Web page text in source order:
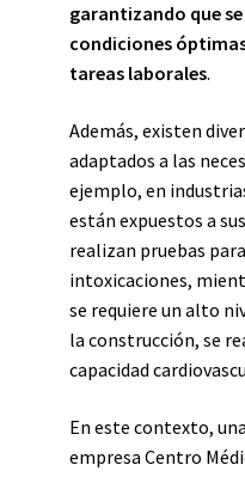
garantizando que
condiciones
tareas laborales.
Además, existen
adaptados a las
ejemplo, en
están expuestos a
realizan pruebas
intoxicaciones,
se requiere un alto
la construcción, se
capacidad
En este contexto,
empresa Centro